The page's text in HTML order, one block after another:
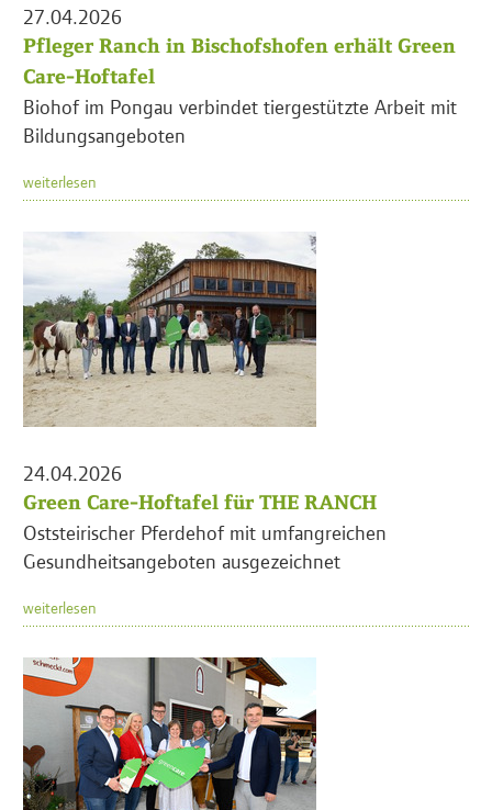
27.04.2026
Pfleger Ranch in Bischofshofen erhält Green
Care-Hoftafel
Biohof im Pongau verbindet tiergestützte Arbeit mit
Bildungsangeboten
weiterlesen
24.04.2026
Green Care-Hoftafel für THE RANCH
Oststeirischer Pferdehof mit umfangreichen
Gesundheitsangeboten ausgezeichnet
weiterlesen